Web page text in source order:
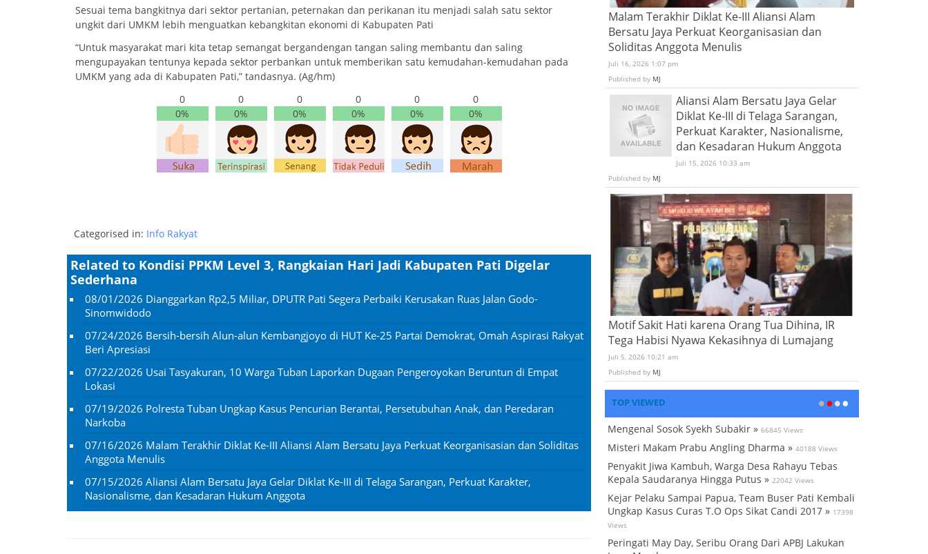
Sesuai tema bangkitnya dari sektor pertanian, peternakan dan perikanan itu menjadi salah satu sektor
ungkit dari UMKM lebih menguatkan kebangkitan ekonomi di Kabupaten Pati
“Untuk masyarakat mari kita tetap semangat bergandengan tangan saling membantu dan saling
mengupayakan tentunya kepada sektor perbankan untuk memberikan satu kemudahan-kemudahan pada
UMKM yang ada di Kabupaten Pati,” tandasnya. (Ag/hm)
0
0%
0
0%
0
0%
0
0%
0
0%
0
0%
Categorised in: Info Rakyat
Related to Kondisi PPKM Level 3, Rangkaian Hari Jadi Kabupaten Pati Digelar
Sederhana
08/01/2026 Dianggarkan Rp2,5 Miliar, DPUTR Pati Segera Perbaiki Kerusakan Ruas Jalan Godo-
Sinomwidodo
07/24/2026 Bersih-bersih Alun-alun Kembangjoyo di HUT Ke-25 Partai Demokrat, Omah Aspirasi Rakyat
Beri Apresiasi
07/22/2026 Usai Tasyakuran, 10 Warga Tuban Laporkan Dugaan Pengeroyokan Beruntun di Empat
Lokasi
07/19/2026 Polresta Tuban Ungkap Kasus Pencurian Berantai, Persetubuhan Anak, dan Peredaran
Narkoba
07/16/2026 Malam Terakhir Diklat Ke-III Aliansi Alam Bersatu Jaya Perkuat Keorganisasian dan Soliditas
Anggota Menulis
07/15/2026 Aliansi Alam Bersatu Jaya Gelar Diklat Ke-III di Telaga Sarangan, Perkuat Karakter,
Nasionalisme, dan Kesadaran Hukum Anggota
Malam Terakhir Diklat Ke-III Aliansi Alam
Bersatu Jaya Perkuat Keorganisasian dan
Soliditas Anggota Menulis
Juli 16, 2026 1:07 pm
Published by MJ
Aliansi Alam Bersatu Jaya Gelar
Diklat Ke-III di Telaga Sarangan,
Perkuat Karakter, Nasionalisme,
dan Kesadaran Hukum Anggota
Juli 15, 2026 10:33 am
Published by MJ
Motif Sakit Hati karena Orang Tua Dihina, IR
Tega Habisi Nyawa Kekasihnya di Lumajang
Juli 5, 2026 10:21 am
Published by MJ
TOP VIEWED
Mengenal Sosok Syekh Subakir » 66845 Views
Misteri Makam Prabu Angling Dharma » 40188 Views
Penyakit Jiwa Kambuh, Warga Desa Rahayu Tebas
Kepala Saudaranya Hingga Putus » 22042 Views
Kejar Pelaku Sampai Papua, Team Buser Pati Kembali
Ungkap Kasus Curas T.O Ops Sikat Candi 2017 » 17398
Views
Peringati May Day, Seribu Orang Dari APBJ Lakukan